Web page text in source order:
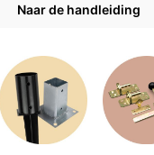
Naar de handleiding